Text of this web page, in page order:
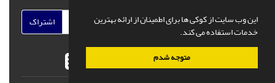
این وب سایت از کوکی ها برای اطمینان از ارائه بهترین
خدمات استفاده می کند.
متوجه شدم
اشتراک